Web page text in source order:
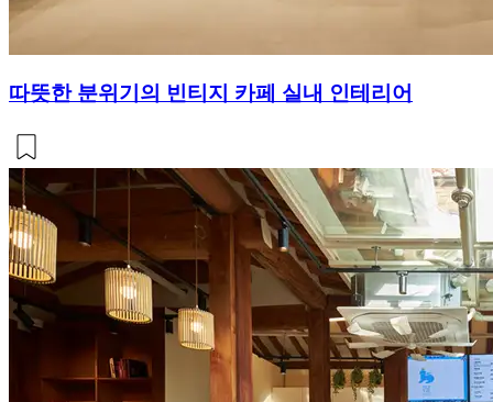
따뜻한 분위기의 빈티지 카페 실내 인테리어